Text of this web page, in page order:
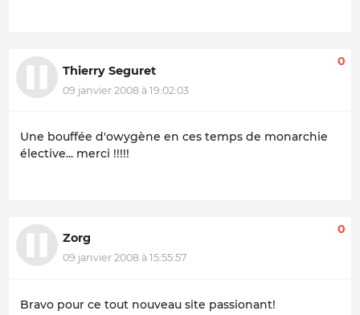
Thierry Seguret
09 janvier 2008 à 19:02:03
0
Une bouffée d'owygène en ces temps de monarchie
élective... merci !!!!!
Zorg
09 janvier 2008 à 15:55:57
0
Bravo pour ce tout nouveau site passionant!